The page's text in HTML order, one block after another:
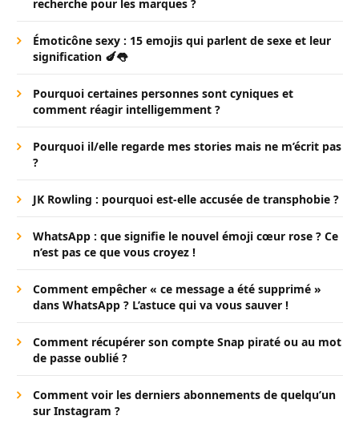
recherche pour les marques ?
Émoticône sexy : 15 emojis qui parlent de sexe et leur
signification 🍆👅
Pourquoi certaines personnes sont cyniques et
comment réagir intelligemment ?
Pourquoi il/elle regarde mes stories mais ne m’écrit pas
?
JK Rowling : pourquoi est-elle accusée de transphobie ?
WhatsApp : que signifie le nouvel émoji cœur rose ? Ce
n’est pas ce que vous croyez !
Comment empêcher « ce message a été supprimé »
dans WhatsApp ? L’astuce qui va vous sauver !
Comment récupérer son compte Snap piraté ou au mot
de passe oublié ?
Comment voir les derniers abonnements de quelqu’un
sur Instagram ?